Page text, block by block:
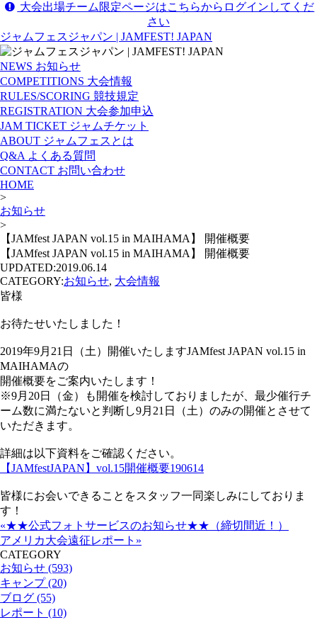
大会出場チーム限定ページはこちらからログインしてくだ
さい
ジャムフェスジャパン | JAMFEST! JAPAN
NEWS お知らせ
COMPETITIONS 大会情報
RULES/SCORING 競技規定
REGISTRATION 大会参加申込
JAM TICKET ジャムチケット
ABOUT ジャムフェスとは
Q&A よくある質問
CONTACT お問い合わせ
HOME
>
お知らせ
>
【JAMfest JAPAN vol.15 in MAIHAMA】 開催概要
【JAMfest JAPAN vol.15 in MAIHAMA】 開催概要
UPDATED:2019.06.14
CATEGORY:お知らせ, 大会情報
皆様
お待たせいたしました！
2019年9月21日（土）開催いたしますJAMfest JAPAN vol.15 in
MAIHAMAの
開催概要をご案内いたします！
※9月20日（金）も開催を検討しておりましたが、最少催行チ
ーム数に満たないと判断し9月21日（土）のみの開催とさせて
いただきます。
詳細は以下資料をご確認ください。
【JAMfestJAPAN】vol.15開催概要190614
皆様にお会いできることをスタッフ一同楽しみにしておりま
す！
«★★公式フォトサービスのお知らせ★★（締切間近！）
アメリカ大会遠征レポート»
CATEGORY
お知らせ (593)
キャンプ (20)
ブログ (55)
レポート (10)